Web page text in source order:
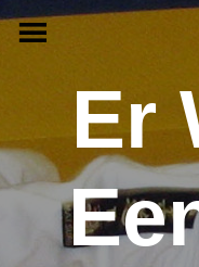
Skip
Er